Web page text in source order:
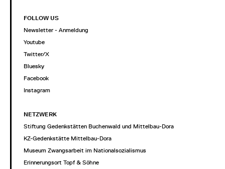
FOLLOW US
Newsletter - Anmeldung
Youtube
Twitter/X
Bluesky
Facebook
Instagram
NETZWERK
Stiftung Gedenkstätten Buchenwald und Mittelbau-Dora
KZ-Gedenkstätte Mittelbau-Dora
Museum Zwangsarbeit im Nationalsozialismus
Erinnerungsort Topf & Söhne